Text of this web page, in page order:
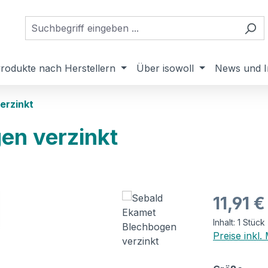
nach Herstellern Über isowoll News und
verzinkt
Regulärer
11,91 €
Inhalt: 1 Stück
Preise inkl.